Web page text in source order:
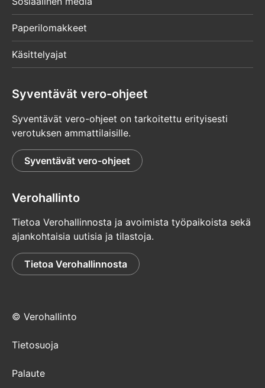
Paperilomakkeet
Käsittelyajat
Syventävät vero-ohjeet
Syventävät vero-ohjeet on tarkoitettu erityisesti
verotuksen ammattilaisille.
Syventävät vero-ohjeet
Verohallinto
Tietoa Verohallinnosta ja avoimista työpaikoista sekä
ajankohtaisia uutisia ja tilastoja.
Tietoa Verohallinnosta
© Verohallinto
Tietosuoja
Palaute